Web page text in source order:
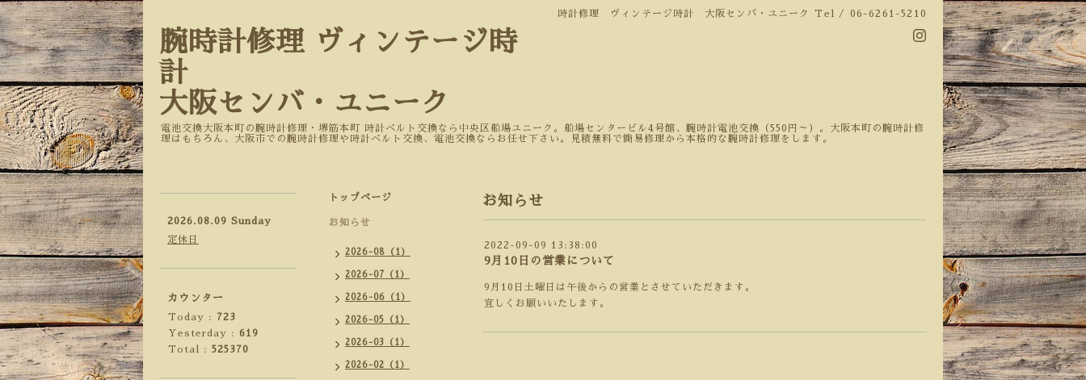
時計修理 ヴィンテージ時計 大阪センバ・ユニーク Tel / 06-6261-5210
腕時計修理 ヴィンテージ時
計
大阪センバ・ユニーク
電池交換大阪本町の腕時計修理・堺筋本町 時計ベルト交換なら中央区船場ユニーク。船場センタービル4号館、腕時計電池交換（550円～）。大阪本町の腕時計修
理はもちろん、大阪市での腕時計修理や時計ベルト交換、電池交換ならお任せ下さい。見積無料で簡易修理から本格的な腕時計修理をします。
お知らせ
2022-09-09 13:38:00
9月10日の営業について
9月10日土曜日は午後からの営業とさせていただきます。
宜しくお願いいたします。
トップページ
お知らせ
2026-08（1）
2026-07（1）
2026-06（1）
2026-05（1）
2026-03（1）
2026-02（1）
2026.08.09 Sunday
定休日
カウンター
Today : 723
Yesterday : 619
Total : 525370